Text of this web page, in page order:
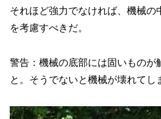
それほど強力でなければ、機械の
を考慮すべきだ。
警告：機械の底部には固いものが
と。そうでないと機械が壊れてし